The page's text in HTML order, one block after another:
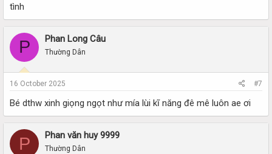
tình
P Phan Long Câu
Thường Dân
16 October 2025 #7
Bé dthw xinh giọng ngọt như mía lùi kĩ năng đê mê luôn ae ơi
P Phan văn huy 9999
Thường Dân